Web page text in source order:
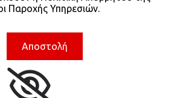
Παροχής Υπηρεσιών.